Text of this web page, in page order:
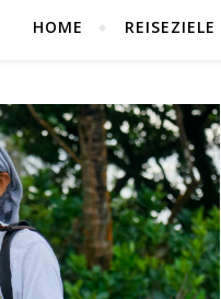
HOME REISEZIELE